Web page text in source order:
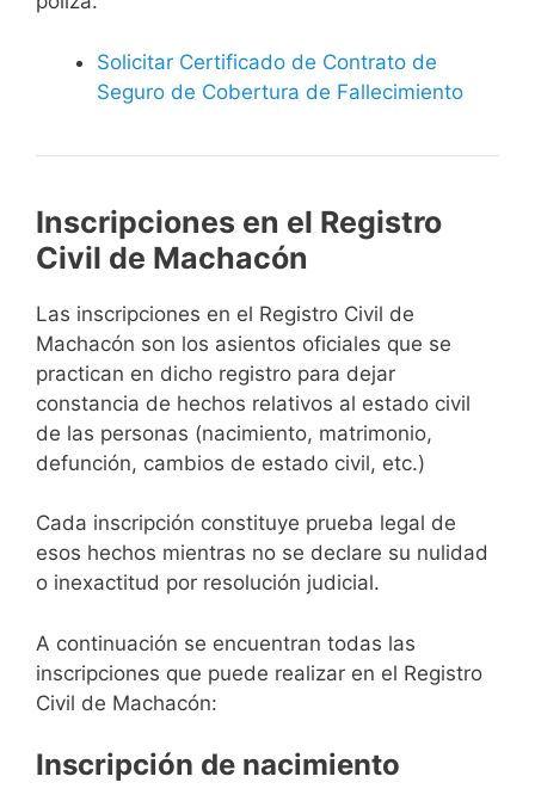
Solicitar Certificado de Contrato de
Seguro de Cobertura de Fallecimiento
Inscripciones en el Registro
Civil de Machacón
Las inscripciones en el Registro Civil de
Machacón son los asientos oficiales que se
practican en dicho registro para dejar
constancia de hechos relativos al estado civil
de las personas (nacimiento, matrimonio,
defunción, cambios de estado civil, etc.)
Cada inscripción constituye prueba legal de
esos hechos mientras no se declare su nulidad
o inexactitud por resolución judicial.
A continuación se encuentran todas las
inscripciones que puede realizar en el Registro
Civil de Machacón:
Inscripción de nacimiento